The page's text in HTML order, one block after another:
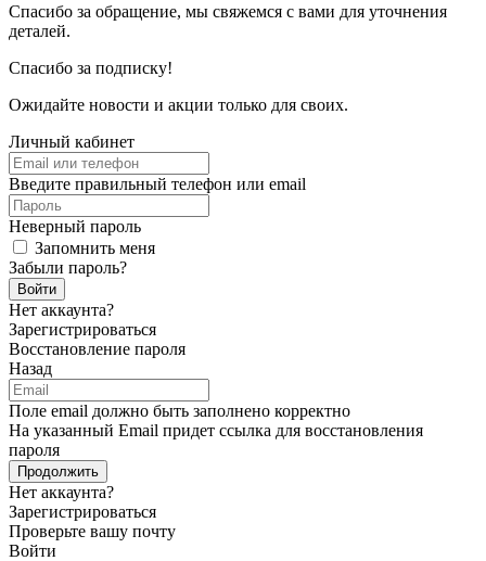
Спасибо за обращение, мы свяжемся с вами для уточнения
деталей.
Спасибо за подписку!
Ожидайте новости и акции только для своих.
Личный кабинет
Введите правильный телефон или email
Неверный пароль
Запомнить меня
Забыли пароль?
Войти
Нет аккаунта?
Зарегистрироваться
Восстановление пароля
Назад
Поле email должно быть заполнено корректно
На указанный Email придет ссылка для восстановления
пароля
Продолжить
Нет аккаунта?
Зарегистрироваться
Проверьте вашу почту
Войти